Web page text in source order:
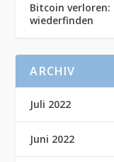
Bitcoin verloren:
wiederfinden
ARCHIV
Juli 2022
Juni 2022